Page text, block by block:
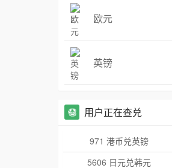
欧元
英镑
用户正在查兑
971 港币兑英镑
5606 日元兑韩元